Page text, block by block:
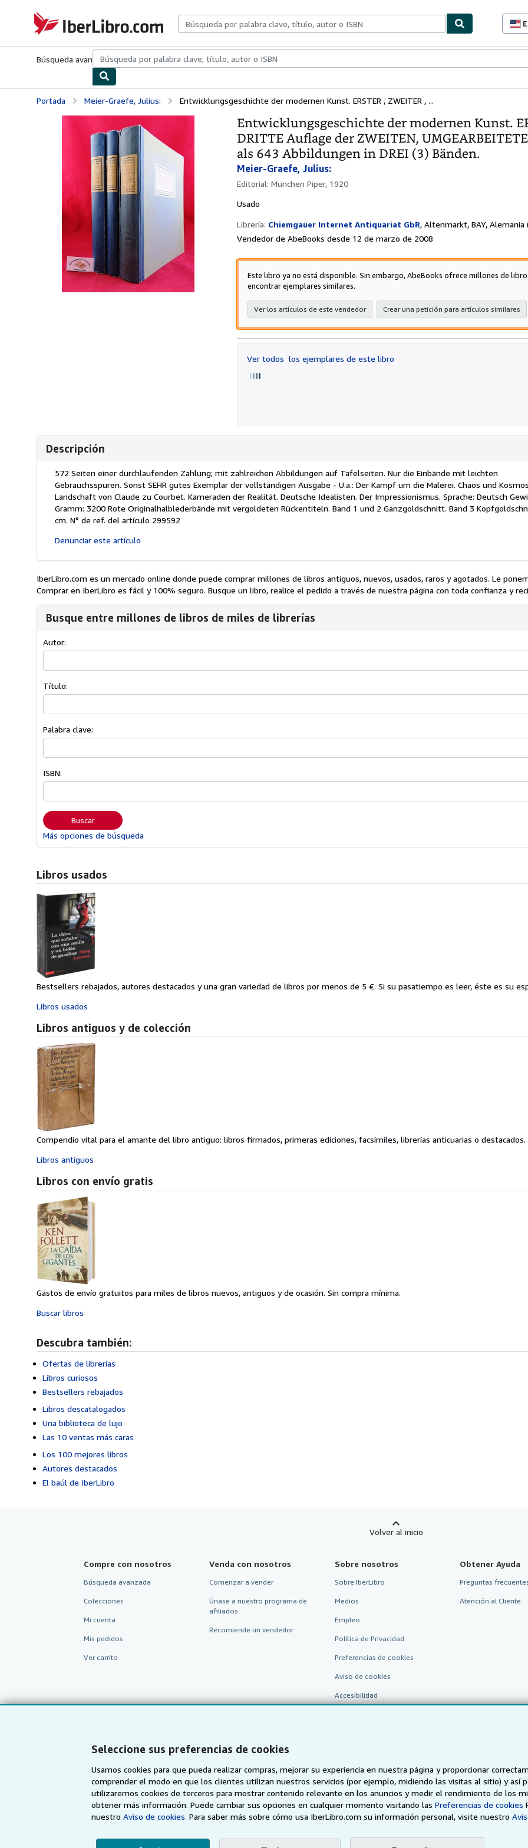
Seleccione sus preferencias de cookies
Usamos cookies para que pueda realizar compras, mejorar su experiencia en nuestra página y proporcionar
comprender el modo en que los clientes utilizan nuestros servicios (por ejemplo, midiendo las visitas al sitio) y así
utilizaremos cookies de terceros para mostrar contenido relevante en los anuncios y medir el rendimiento de los
obtener más información. Puede cambiar sus opciones en cualquier momento visitando las Preferencias de cookies
nuestroAviso de cookies. Para saber más sobre cómo usa IberLibro.com su información personal, visite nuestro
IberLibro.com
Búsqueda avanzadaColecciones Libros antiguosArte y coleccionismo
Portada Meier-Graefe, Julius: Entwicklungsgeschichte der modernen Kunst. ERSTER , ZWEITER , ...
Entwicklungsgeschichte der modernen Kunst.
DRITTE Auflage der ZWEITEN,
als 643 Abbildungen in DREI (3) Bänden.
Meier-Graefe, Julius:
Editorial: München Piper, 1920
Usado
Librería: Chiemgauer Internet Antiquariat GbR, Altenmarkt, BAY, Alemania
Vendedor de AbeBooks desde 12 de marzo de 2008
Este libro ya no está disponible. Sin embargo, AbeBooks ofrece millones de
encontrar ejemplares similares.
Ver los artículos de este vendedor Crear una petición para artículos similares
Ver todos los ejemplares de este libro
Descripción
Descripción:
572 Seiten einer durchlaufenden Zählung; mit zahlreichen Abbildungen auf Tafelseiten. Nur die Einbände mit leichten
Gebrauchsspuren. Sonst SEHR gutes Exemplar der vollständigen Ausgabe - U.a.: Der Kampf um die Malerei. Chaos und
Landschaft von Claude zu Courbet. Kameraden der Realität. Deutsche Idealisten. Der Impressionismus. Sprache: Deutsch
Gramm: 3200 Rote Originalhalblederbände mit vergoldeten Rückentiteln. Band 1 und 2 Ganzgoldschnitt. Band 3
cm. N° de ref. del artículo 299592
Denunciar este artículo
IberLibro.com es un mercado online donde puede comprar millones de libros antiguos, nuevos, usados, raros y agotados. Le
Comprar en IberLibro es fácil y 100% seguro. Busque un libro, realice el pedido a través de nuestra página con toda confianza y
Busque entre millones de libros de miles de librerías
Autor:
Título:
Palabra clave:
ISBN:
Buscar
Más opciones de búsqueda
Libros usados
Bestsellers rebajados, autores destacados y una gran variedad de libros por menos de 5 €. Si su pasatiempo es leer, éste es su
Libros usados
Libros antiguos y de colección
Compendio vital para el amante del libro antiguo: libros firmados, primeras ediciones, facsímiles, librerías anticuarias o destacados.
Libros antiguos
Libros con envío gratis
Gastos de envío gratuitos para miles de libros nuevos, antiguos y de ocasión. Sin compra mínima.
Buscar libros
Descubra también:
Ofertas de librerías
Libros curiosos
Bestsellers rebajados
Libros descatalogados
Una biblioteca de lujo
Las 10 ventas más caras
Los 100 mejores libros
Autores destacados
El baúl de IberLibro
Volver al inicio
Compre con nosotros
Búsqueda avanzada
Colecciones
Mi cuenta
Mis pedidos
Ver carrito
Venda con nosotros
Comenzar a vender
Únase a nuestro programa de
afiliados
Recomiende un vendedor
Sobre nosotros
Sobre IberLibro
Medios
Empleo
Política de Privacidad
Preferencias de cookies
Aviso de cookies
Accesibilidad
Obtener Ayuda
Preguntas
Atención al Cliente
AbeBooks.com AbeBooks.co.uk AbeBooks.de AbeBooks.fr AbeBooks.it AbeBooks Aus/
BookFinder.com